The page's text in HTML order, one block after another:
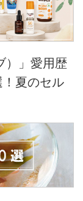
）」愛用歴
夏のセル